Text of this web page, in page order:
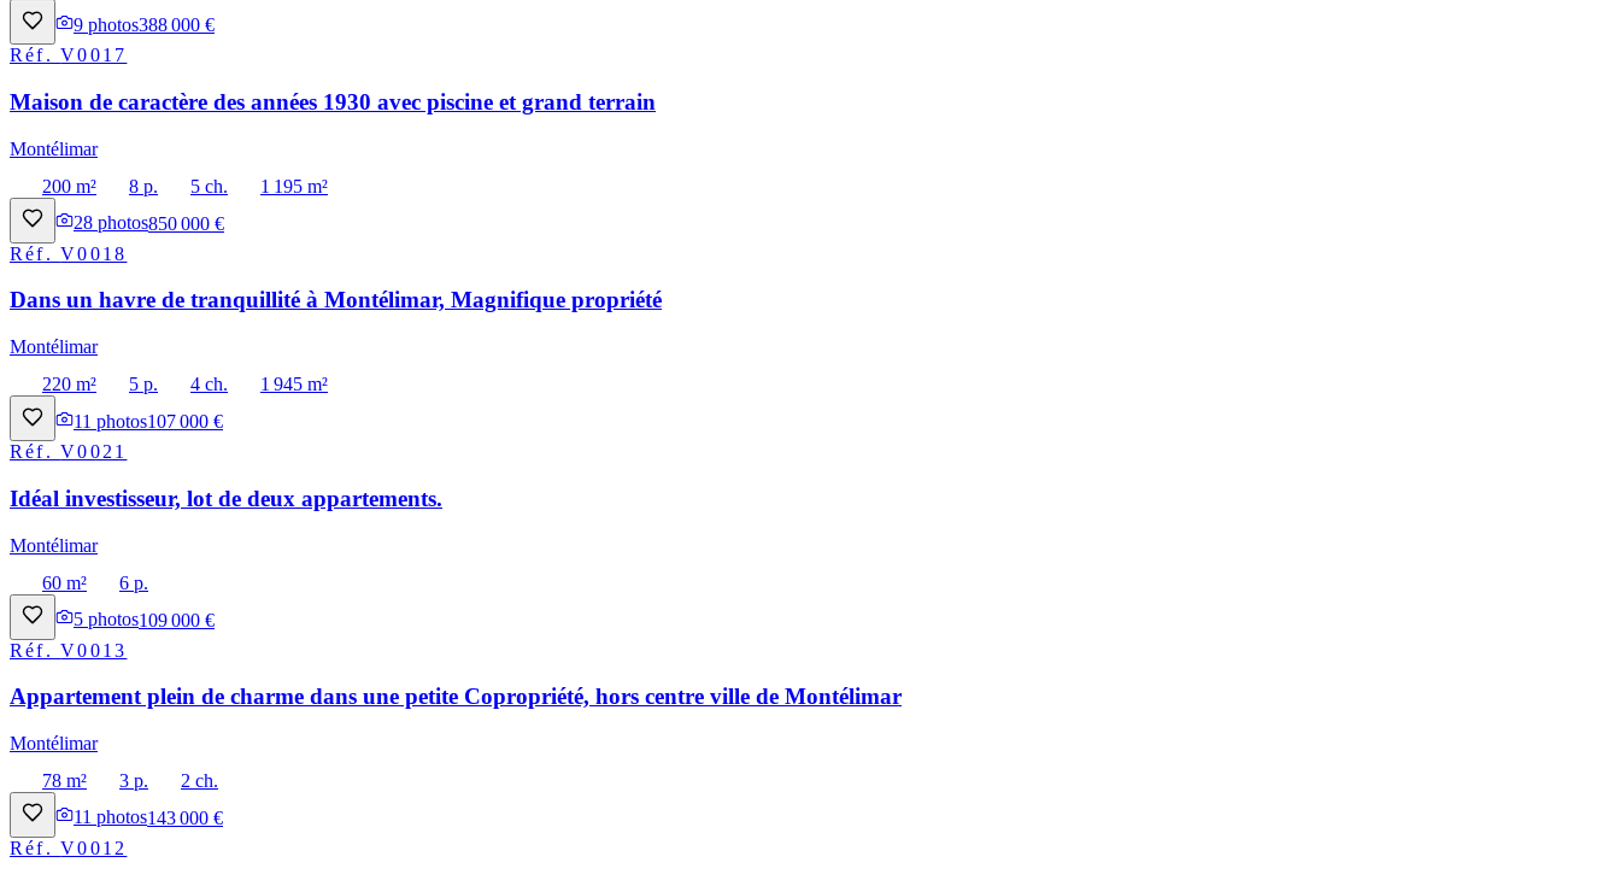
9 photos388 000 €
Réf.V0017
Maison de caractère des années 1930 avec piscine et grand terrain
Montélimar
200 m²
8 p. 5 ch.
1 195 m²
28 photos850 000 €
Réf.V0018
Dans un havre de tranquillité à Montélimar, Magnifique propriété
Montélimar
220 m²
5 p. 4 ch.
1 945 m²
11 photos107 000 €
Réf.V0021
Idéal investisseur, lot de deux appartements.
Montélimar
60 m²
6 p.
5 photos109 000 €
Réf.V0013
Appartement plein de charme dans une petite Copropriété, hors centre ville de Montélimar
Montélimar
78 m²
3 p.
2 ch.
11 photos143 000 €
Réf.V0012